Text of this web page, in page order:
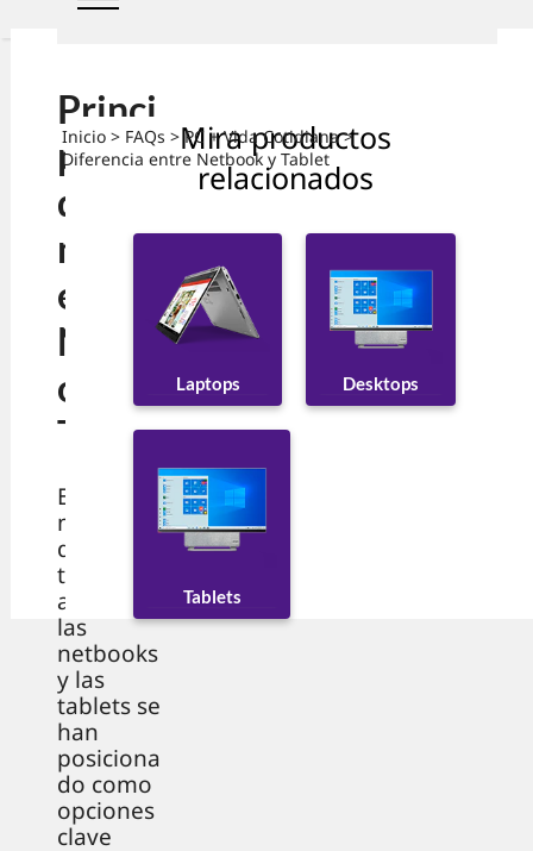
Inicio > FAQs >PC + Vida Cotidiana>
Diferencia entre Netbook y Tablet
Princi
pales
difere
ncias
entre
Netbo
ok y
Tablet
En el
mundo
de la
tecnologí
a portátil,
las
netbooks
y las
tablets se
han
posiciona
do como
opciones
clave
Mira productos
relacionados
Laptops Desktops
Tablets